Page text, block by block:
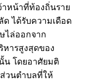
าหน้าที่ท้องถิ่นราย
ด ได้รับความเดือด
ไล่ออกจาก
หารสูงสุดของ
น โดยอาศัยมติ
วนตำบลที่ให้